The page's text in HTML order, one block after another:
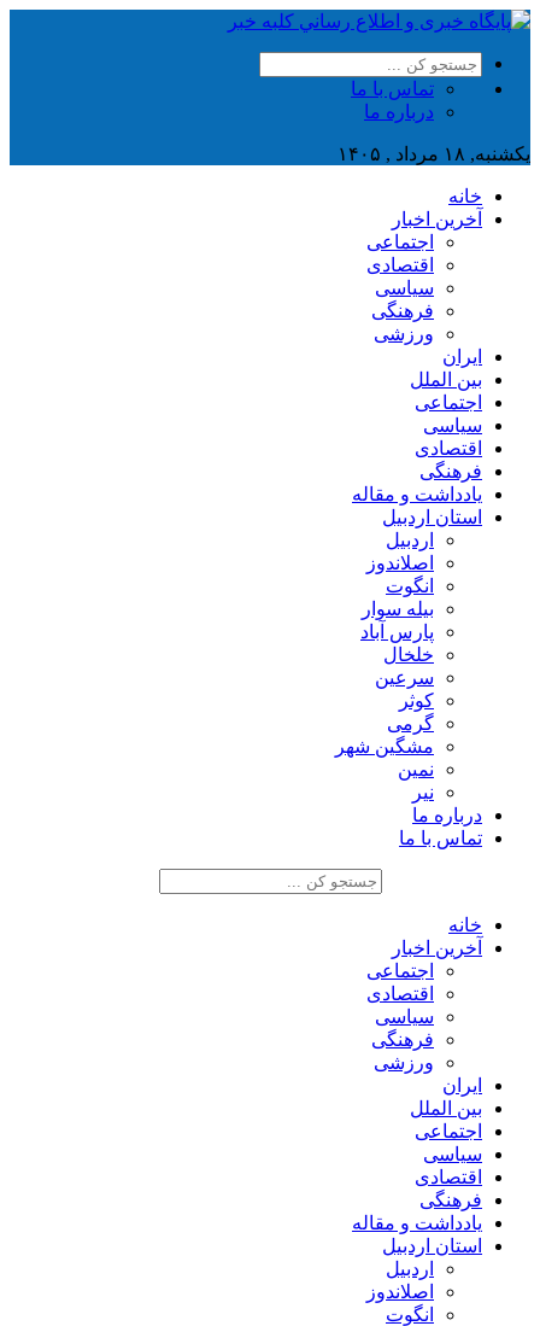
تماس با ما
درباره ما
یکشنبه, ۱۸ مرداد , ۱۴۰۵
خانه
آخرین اخبار
اجتماعی
اقتصادی
سیاسی
فرهنگی
ورزشی
ایران
بین الملل
اجتماعی
سیاسی
اقتصادی
فرهنگی
یادداشت و مقاله
استان اردبیل
اردبیل
اصلاندوز
انگوت
بیله سوار
پارس آباد
خلخال
سرعین
کوثر
گرمی
مشگین شهر
نمین
نیر
درباره ما
تماس با ما
خانه
آخرین اخبار
اجتماعی
اقتصادی
سیاسی
فرهنگی
ورزشی
ایران
بین الملل
اجتماعی
سیاسی
اقتصادی
فرهنگی
یادداشت و مقاله
استان اردبیل
اردبیل
اصلاندوز
انگوت